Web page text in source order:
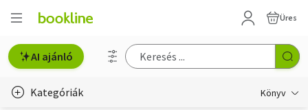
Üres
AI ajánló
Kategóriák Könyv